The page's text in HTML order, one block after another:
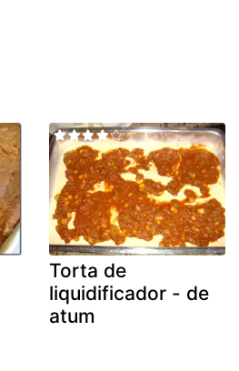
Torta de
liquidificador - de
atum